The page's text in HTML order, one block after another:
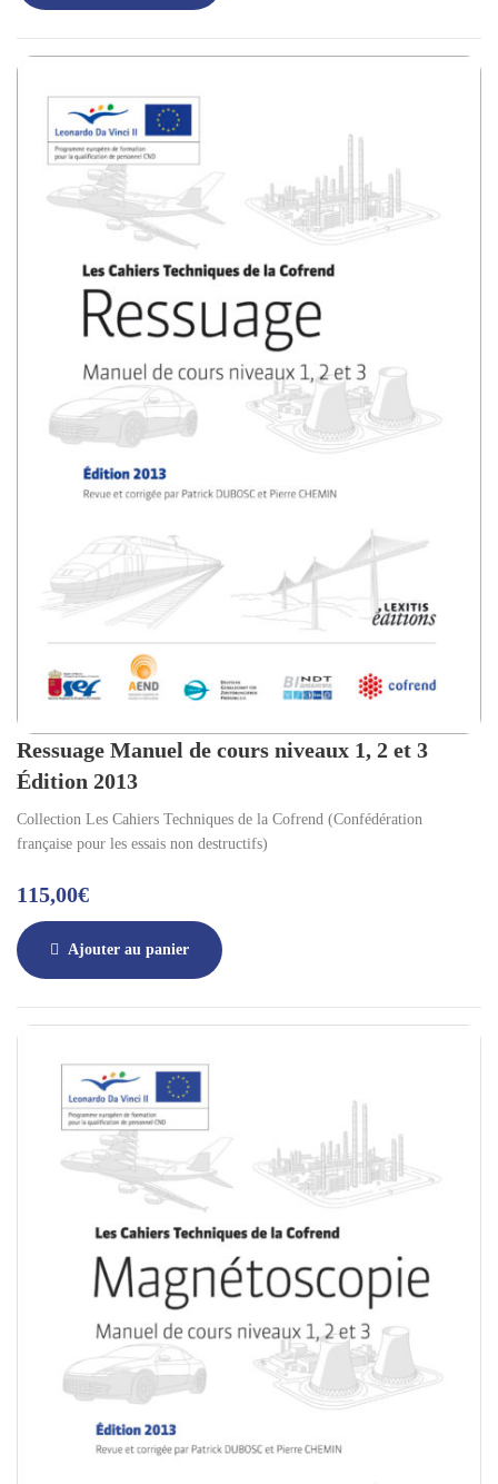
Ressuage Manuel de cours niveaux 1, 2 et 3
Édition 2013
Collection Les Cahiers Techniques de la Cofrend (Confédération
française pour les essais non destructifs)
115,00€
Ajouter au panier